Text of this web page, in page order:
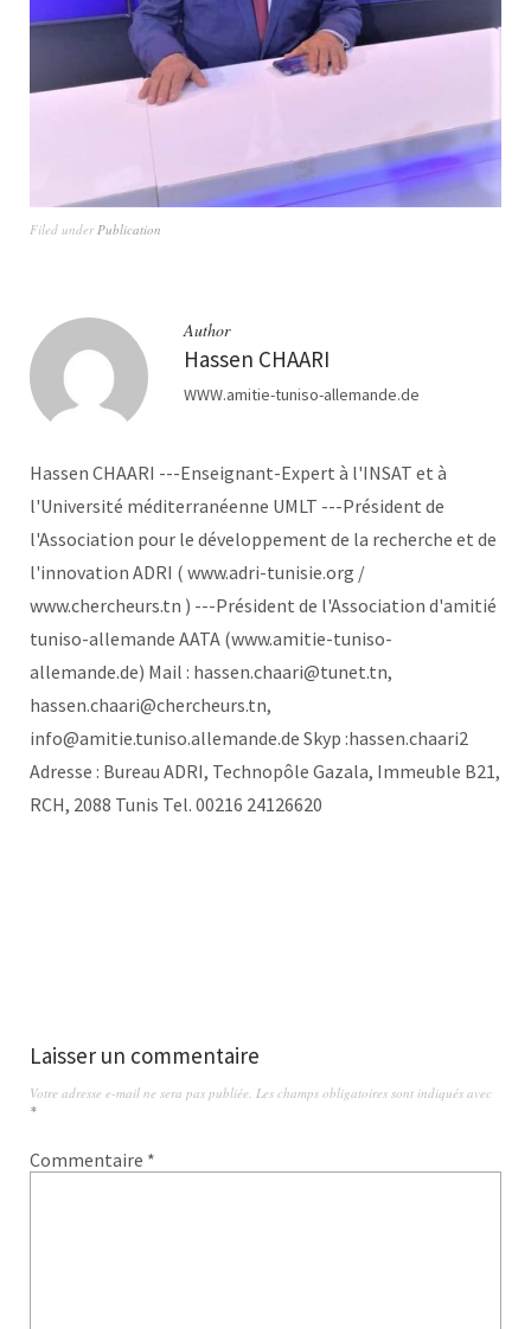
Filed underPublication
Author
Hassen CHAARI
WWW.amitie-tuniso-allemande.de
Hassen CHAARI ---Enseignant-Expert à l'INSAT et à
l'Université méditerranéenne UMLT ---Président de
l'Association pour le développement de la recherche et de
l'innovation ADRI ( www.adri-tunisie.org /
www.chercheurs.tn ) ---Président de l'Association d'amitié
tuniso-allemande AATA (www.amitie-tuniso-
allemande.de) Mail : hassen.chaari@tunet.tn,
hassen.chaari@chercheurs.tn,
info@amitie.tuniso.allemande.de Skyp :hassen.chaari2
Adresse : Bureau ADRI, Technopôle Gazala, Immeuble B21,
RCH, 2088 Tunis Tel. 00216 24126620
Laisser un commentaire
Votre adresse e-mail ne sera pas publiée. Les champs obligatoires sont indiqués avec
*
Commentaire *